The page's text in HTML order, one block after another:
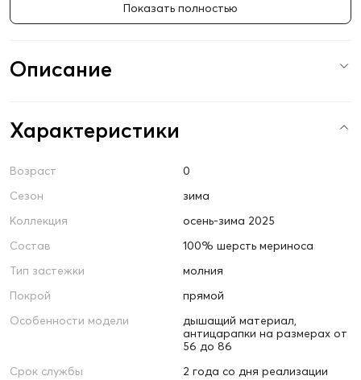
Показать полностью
Описание
Характеристики
Возраст
0
Сезон
зима
Коллекция
осень-зима 2025
Состав
100% шерсть мериноса
Тип застежки
молния
Покрой
прямой
Особенности модели
дышащий материал,
антицарапки на размерах от
56 до 86
Срок службы
2 года со дня реализации